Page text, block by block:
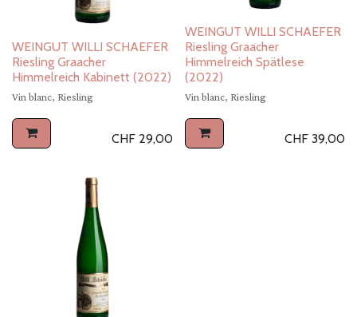
WEINGUT WILLI SCHAEFER
Riesling Graacher
Himmelreich Kabinett (2022)
Vin blanc, Riesling
CHF 29,00
WEINGUT WILLI SCHAEFER
Riesling Graacher
Himmelreich Spätlese
(2022)
Vin blanc, Riesling
CHF 39,00